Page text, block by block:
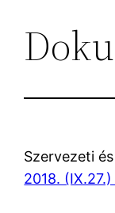
Szervezeti
2018.